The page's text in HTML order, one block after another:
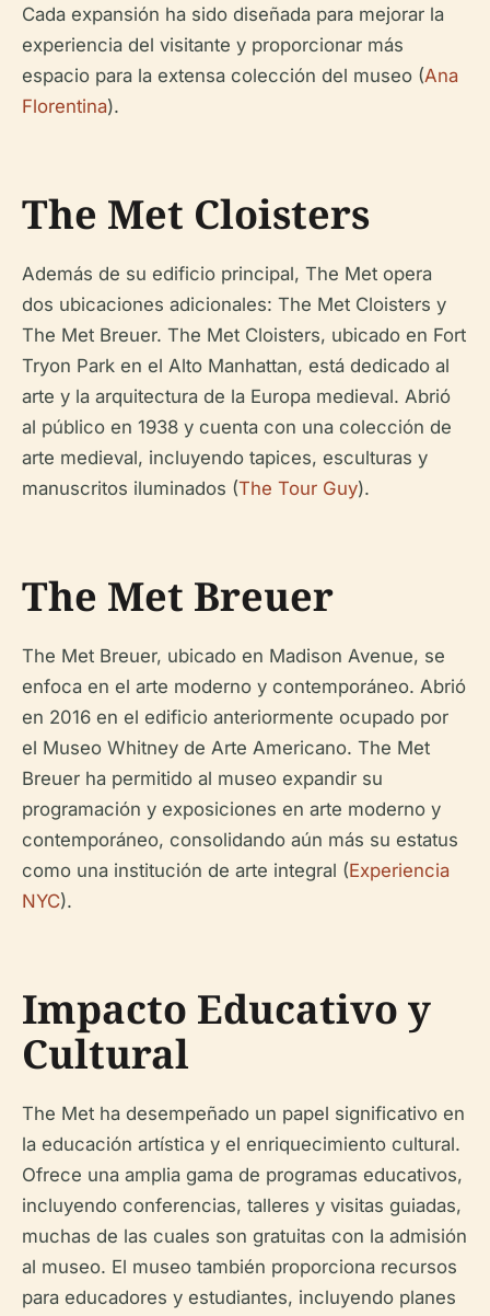
Cada expansión ha sido diseñada para mejorar la
experiencia del visitante y proporcionar más
espacio para la extensa colección del museo (Ana
Florentina).
The Met Cloisters
Además de su edificio principal, The Met opera
dos ubicaciones adicionales: The Met Cloisters y
The Met Breuer. The Met Cloisters, ubicado en Fort
Tryon Park en el Alto Manhattan, está dedicado al
arte y la arquitectura de la Europa medieval. Abrió
al público en 1938 y cuenta con una colección de
arte medieval, incluyendo tapices, esculturas y
manuscritos iluminados (The Tour Guy).
The Met Breuer
The Met Breuer, ubicado en Madison Avenue, se
enfoca en el arte moderno y contemporáneo. Abrió
en 2016 en el edificio anteriormente ocupado por
el Museo Whitney de Arte Americano. The Met
Breuer ha permitido al museo expandir su
programación y exposiciones en arte moderno y
contemporáneo, consolidando aún más su estatus
como una institución de arte integral (Experiencia
NYC).
Impacto Educativo y
Cultural
The Met ha desempeñado un papel significativo en
la educación artística y el enriquecimiento cultural.
Ofrece una amplia gama de programas educativos,
incluyendo conferencias, talleres y visitas guiadas,
muchas de las cuales son gratuitas con la admisión
al museo. El museo también proporciona recursos
para educadores y estudiantes, incluyendo planes